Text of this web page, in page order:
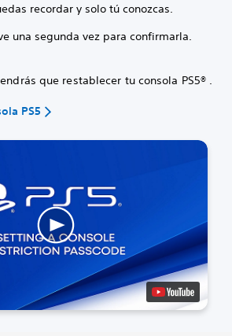
recordar y solo tú conozcas.
una segunda vez para confirmarla.
que restablecer tu consola PS5® .
PS5